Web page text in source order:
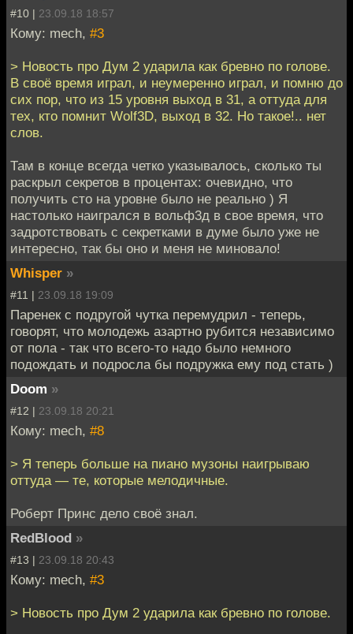
#10 | 23.09.18 18:57
Кому: mech, #3
> Новость про Дум 2 ударила как бревно по голове.
В своё время играл, и неумеренно играл, и помню до
сих пор, что из 15 уровня выход в 31, а оттуда для
тех, кто помнит Wolf3D, выход в 32. Но такое!.. нет
слов.
Там в конце всегда четко указывалось, сколько ты
раскрыл секретов в процентах: очевидно, что
получить сто на уровне было не реально ) Я
настолько наигрался в вольф3д в свое время, что
задротствовать с секретками в думе было уже не
интересно, так бы оно и меня не миновало!
Whisper »
#11 | 23.09.18 19:09
Паренек с подругой чутка перемудрил - теперь,
говорят, что молодежь азартно рубится независимо
от пола - так что всего-то надо было немного
подождать и подросла бы подружка ему под стать )
Doom »
#12 | 23.09.18 20:21
Кому: mech, #8
> Я теперь больше на пиано музоны наигрываю
оттуда — те, которые мелодичные.
Роберт Принс дело своё знал.
RedBlood »
#13 | 23.09.18 20:43
Кому: mech, #3
> Новость про Дум 2 ударила как бревно по голове.